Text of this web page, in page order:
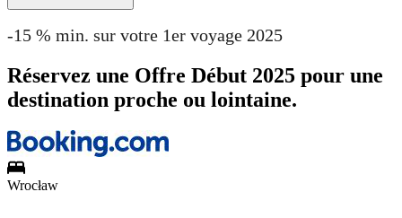
-15 % min. sur votre 1er voyage 2025
Réservez une Offre Début 2025 pour une
destination proche ou lointaine.
Wrocław